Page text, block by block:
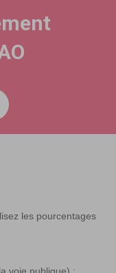
les pourcentages
voie publique) :